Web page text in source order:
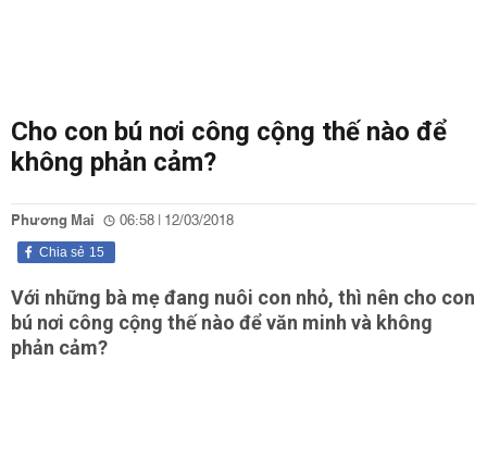
Cho con bú nơi công cộng thế nào để
không phản cảm?
Phương Mai 06:58 | 12/03/2018
15
Chia sẻ
Với những bà mẹ đang nuôi con nhỏ, thì nên cho con
bú nơi công cộng thế nào để văn minh và không
phản cảm?